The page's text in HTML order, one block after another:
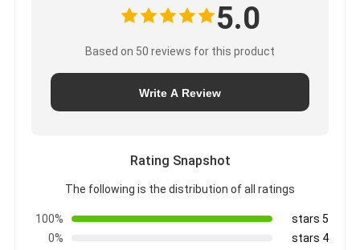
5.0
Based on 50 reviews for this product
Write A Review
Rating Snapshot
The following is the distribution of all ratings
5 stars
100%
4 stars
0%